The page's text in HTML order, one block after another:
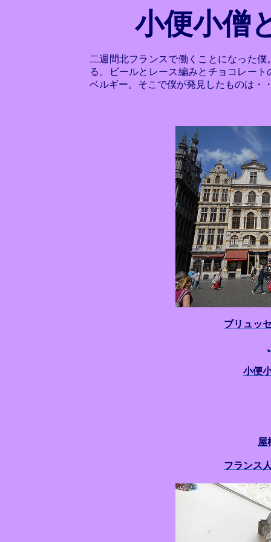
小便小僧
二週間北フランスで働くことになった
る。ビールとレース編みとチョコレー
ベルギー。そこで僕が発見したものは・
ブリュッ
小便
屋
フランス